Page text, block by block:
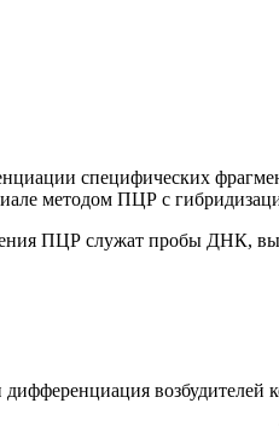
специфических
методом ПЦР с
ПЦР служат пробы ДНК,
возбудителей